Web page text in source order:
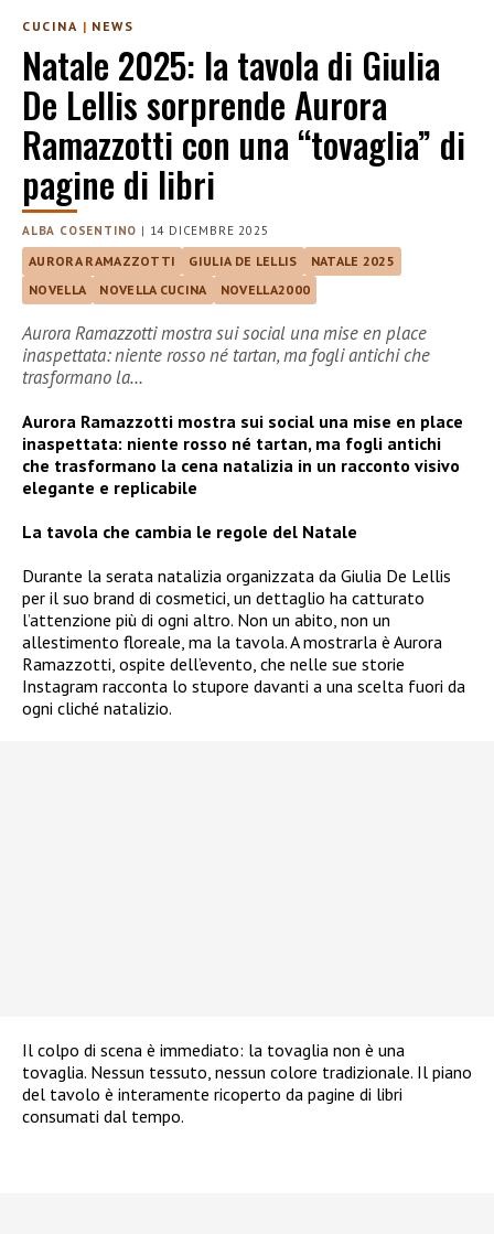
CUCINA | NEWS
Natale 2025: la tavola di Giulia
De Lellis sorprende Aurora
Ramazzotti con una “tovaglia” di
pagine di libri
ALBA COSENTINO | 14 DICEMBRE 2025
AURORA RAMAZZOTTI GIULIA DE LELLIS
NATALE 2025
NOVELLA
NOVELLA CUCINA NOVELLA2000
Aurora Ramazzotti mostra sui social una mise en place
inaspettata: niente rosso né tartan, ma fogli antichi che
trasformano la…
Aurora Ramazzotti mostra sui social una mise en place
inaspettata: niente rosso né tartan, ma fogli antichi
che trasformano la cena natalizia in un racconto visivo
elegante e replicabile
La tavola che cambia le regole del Natale
Durante la serata natalizia organizzata da Giulia De Lellis
per il suo brand di cosmetici, un dettaglio ha catturato
l’attenzione più di ogni altro. Non un abito, non un
allestimento floreale, ma la tavola. A mostrarla è Aurora
Ramazzotti, ospite dell’evento, che nelle sue storie
Instagram racconta lo stupore davanti a una scelta fuori da
ogni cliché natalizio.
Il colpo di scena è immediato: la tovaglia non è una
tovaglia. Nessun tessuto, nessun colore tradizionale. Il piano
del tavolo è interamente ricoperto da pagine di libri
consumati dal tempo.